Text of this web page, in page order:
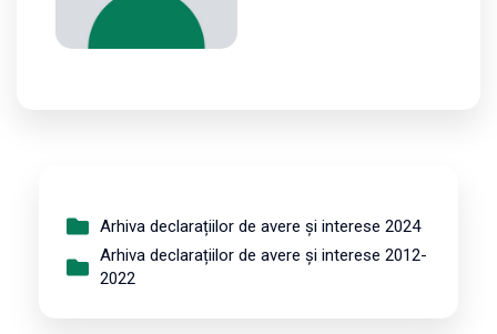
Arhiva declarațiilor de avere și interese 2024
Arhiva declarațiilor de avere și interese 2012-
2022